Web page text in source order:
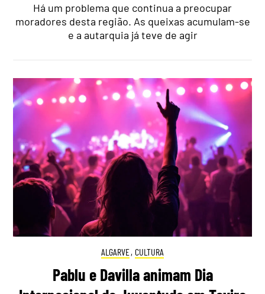
Há um problema que continua a preocupar
moradores desta região. As queixas acumulam-se
e a autarquia já teve de agir
ALGARVE, CULTURA
Pablu e Davilla animam Dia